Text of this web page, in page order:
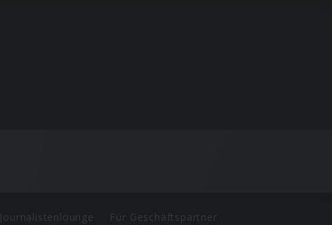
Journalistenlounge Für Geschäftspartner